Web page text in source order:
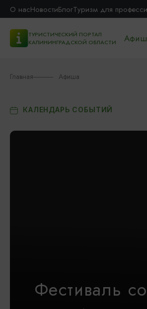
О насНовостиБлогТуризм для
ТУРИСТИЧЕСКИЙ ПОРТАЛ
КАЛИНИНГРАДСКОЙ ОБЛАСТИ
Главная Афиша
КАЛЕНДАРЬ СОБЫТИЙ
Фестиваль